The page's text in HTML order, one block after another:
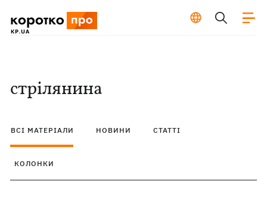
стрілянина
ВСІ МАТЕРІАЛИ НОВИНИ СТАТТІ
КОЛОНКИ